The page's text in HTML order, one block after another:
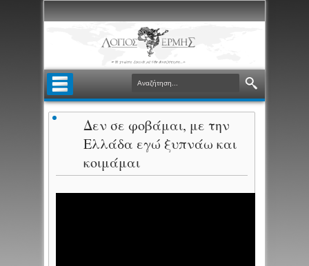
Δεν σε φοβάμαι, με την
Ελλάδα εγώ ξυπνάω και
κοιμάμαι